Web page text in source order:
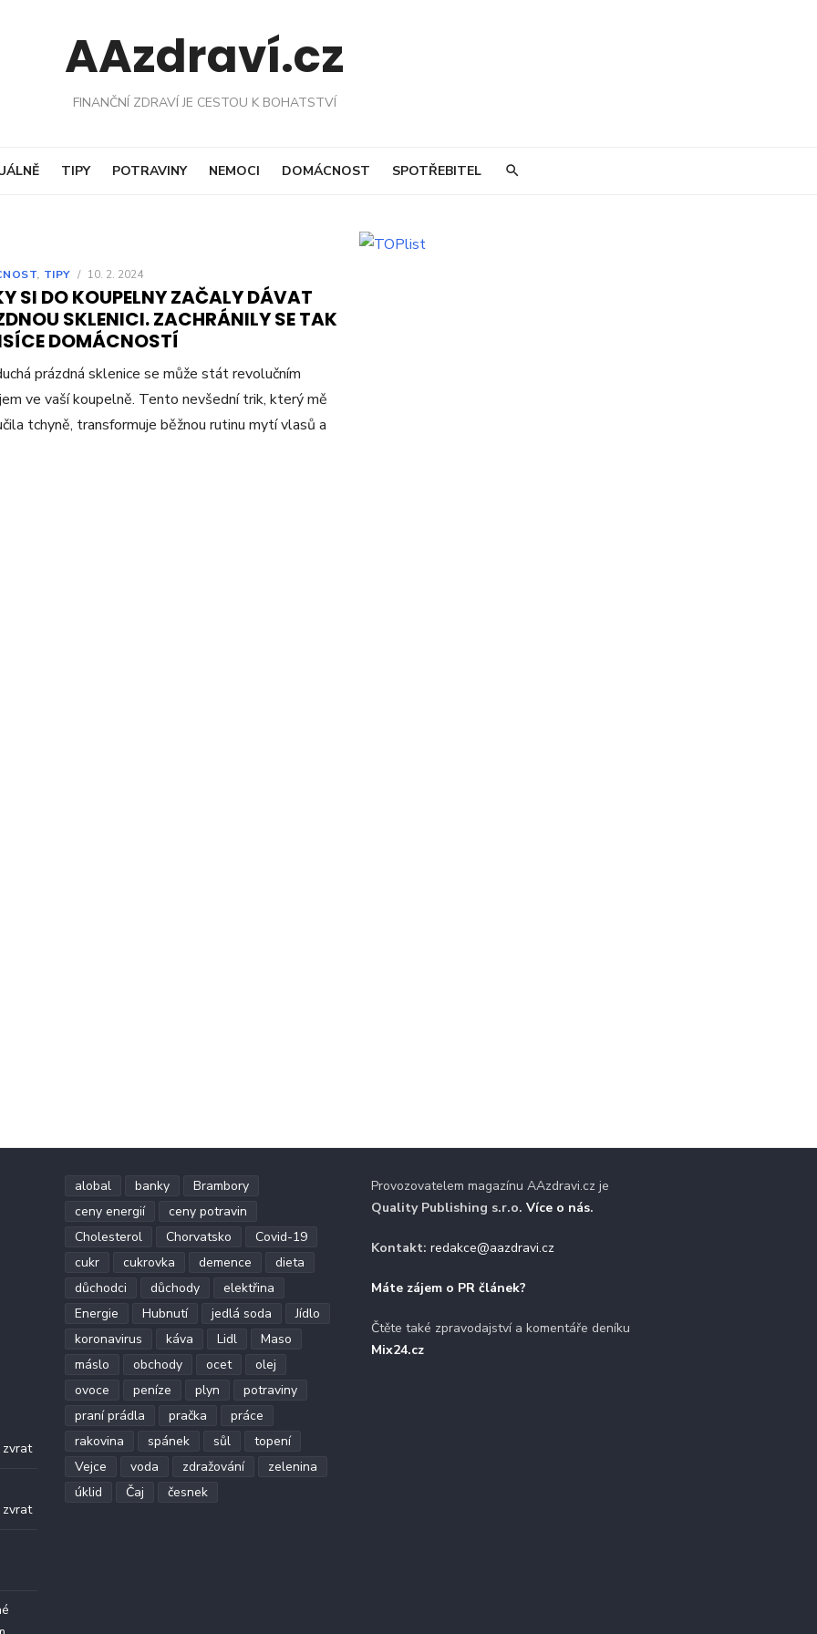
AAzdraví.cz
FINANČNÍ ZDRAVÍ JE CESTOU K BOHATSTVÍ
TIPY POTRAVINY NEMOCI DOMÁCNOST SPOTŘEBITEL
, TIPY / 10. 2. 2024
SI DO KOUPELNY ZAČALY DÁVAT
SKLENICI. ZACHRÁNILY SE TAK
DOMÁCNOSTÍ
prázdná sklenice se může stát revolučním
ve vaší koupelně. Tento nevšední trik, který mě
tchyně, transformuje běžnou rutinu mytí vlasů a
zvrat
zvrat
alobal banky
Brambory
ceny energií
ceny potravin
Cholesterol
Chorvatsko
Covid-19
cukr
cukrovka demence
dieta
důchodci
důchody
elektřina
Energie
Hubnutí jedlá soda
Jídlo
koronavirus
káva Lidl
Maso
máslo
obchody ocet
olej
ovoce
peníze plyn
potraviny
praní prádla
pračka
práce
rakovina
spánek sůl
topení
Vejce
voda zdražování
zelenina
úklid
Čaj česnek
Provozovatelem magazínu AAzdravi.cz je
Quality Publishing s.r.o.Více o nás.
Kontakt: redakce@aazdravi.cz
Máte zájem o PR článek?
Čtěte také zpravodajství a komentáře deníku
Mix24.cz